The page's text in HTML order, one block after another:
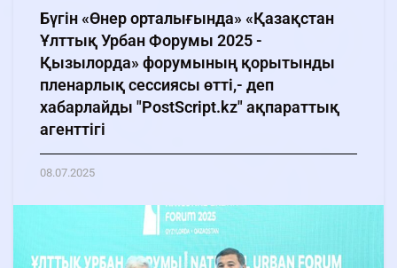
Бүгін «Өнер орталығында» «Қазақстан
Ұлттық Урбан Форумы 2025 -
Қызылорда» форумының қорытынды
пленарлық сессиясы өтті,- деп
хабарлайды "PostScript.kz" ақпараттық
агенттігі
08.07.2025